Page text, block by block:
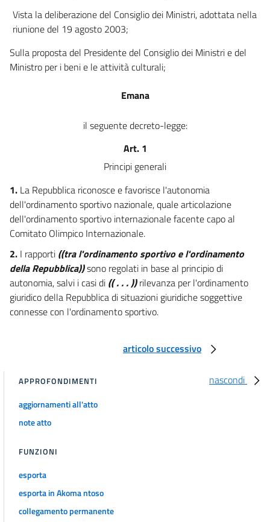
Vista la deliberazione del Consiglio dei Ministri, adottata nella
riunione del 19 agosto 2003;
Sulla proposta del Presidente del Consiglio dei Ministri e del
Ministro per i beni e le attività culturali;
Emana
il seguente decreto-legge:
Art. 1
Principi generali
1. La Repubblica riconosce e favorisce l'autonomia
dell'ordinamento sportivo nazionale, quale articolazione
dell'ordinamento sportivo internazionale facente capo al
Comitato Olimpico Internazionale.
2. I rapporti ((tra l'ordinamento sportivo e l'ordinamento
della Repubblica))sono regolati in base al principio di
autonomia, salvi i casi di (( . . . ))rilevanza per l'ordinamento
giuridico della Repubblica di situazioni giuridiche soggettive
connesse con l'ordinamento sportivo.
articolo successivo
nascondi
APPROFONDIMENTI
aggiornamenti all'atto
note atto
FUNZIONI
esporta
esporta in Akoma ntoso
collegamento permanente